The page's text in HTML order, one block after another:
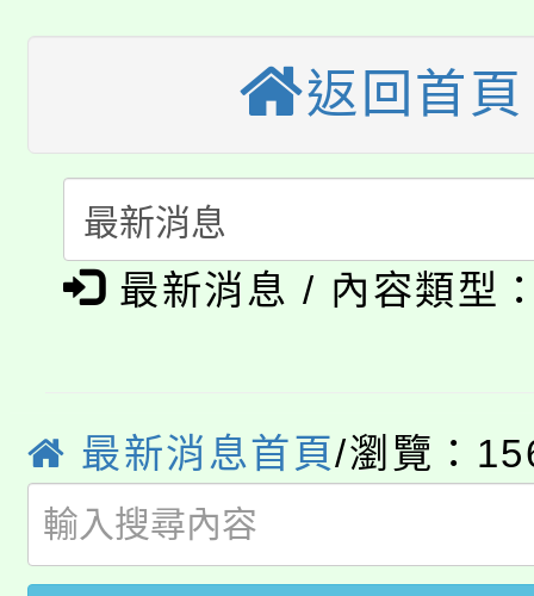
視費優惠，中低收入戶
半價優惠，詳情可洽有
者。
大園自造教育及科技中
份教師增能研習
大溪自造教育及科技
份教師研習
淨零綠生活教案入校路
會
115年食農教育專業人
程
「本色祭」8/29、30在
局官網。
8月14至27日，桃園電
開!
115年桃園市運動會8/
田徑場及游泳池舉行。
桃園市低收入戶享有免
返回首頁
最新消息 / 內容類型
最新消息首頁/瀏覽：